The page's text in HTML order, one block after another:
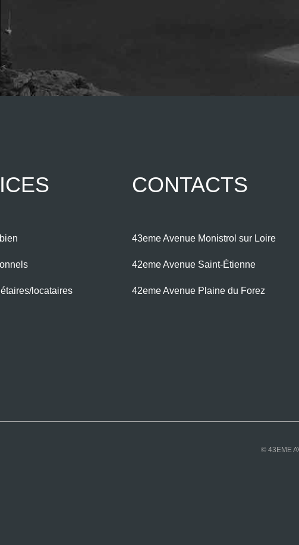
locataires
CONTACTS
43eme Avenue Monistrol sur Loire
42eme Avenue Saint-Étienne
42eme Avenue Plaine du Forez
© 43EME